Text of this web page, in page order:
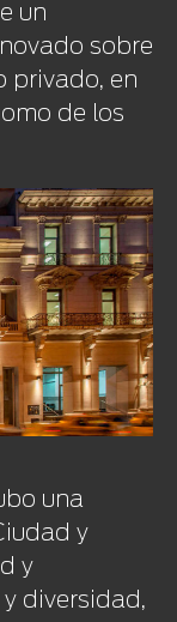
un
sobre
privado, en
de los
una
y
y
diversidad,